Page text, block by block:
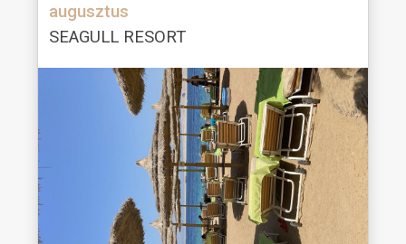
augusztus
SEAGULL RESORT